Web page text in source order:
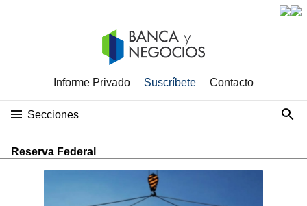
Informe Privado Suscríbete Contacto
Secciones
Reserva Federal